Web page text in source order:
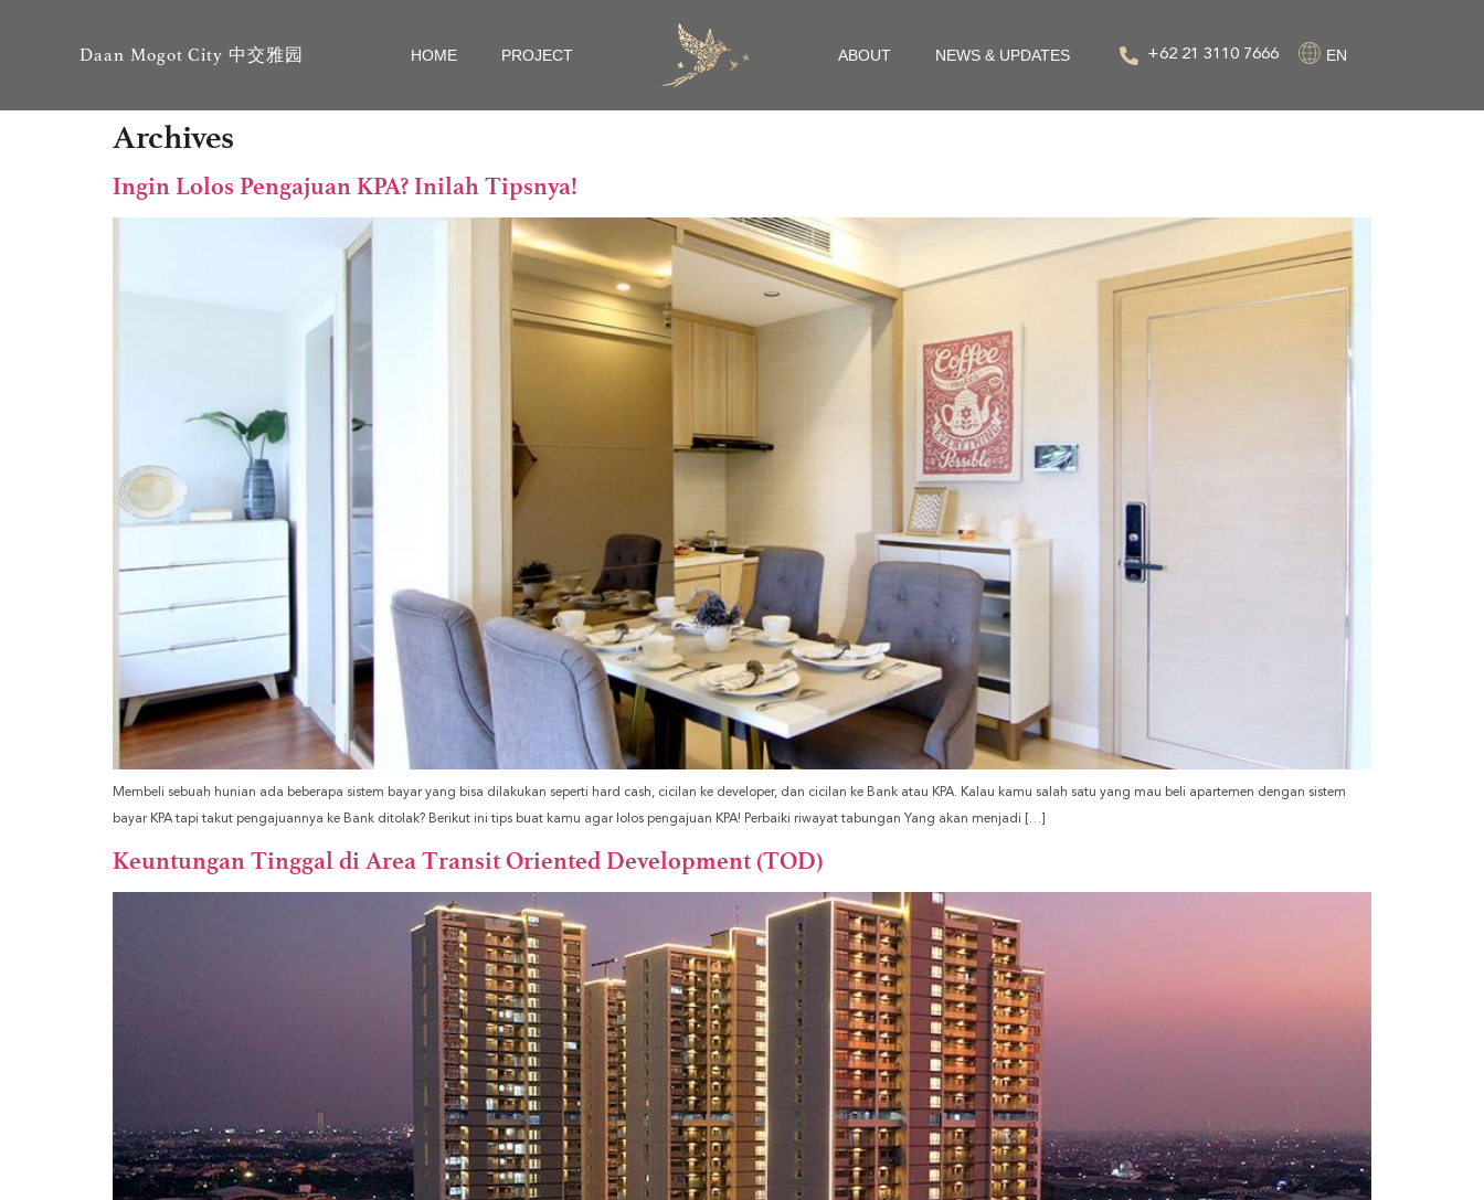
Daan Mogot City 中交雅园 HOME PROJECT ABOUT NEWS & UPDATES +62 21 3110 7666 EN
Archives
Ingin Lolos Pengajuan KPA? Inilah Tipsnya!
Membeli sebuah hunian ada beberapa sistem bayar yang bisa dilakukan seperti hard cash, cicilan ke developer, dan cicilan ke Bank atau KPA. Kalau kamu salah satu yang mau beli apartemen dengan sistem
bayar KPA tapi takut pengajuannya ke Bank ditolak? Berikut ini tips buat kamu agar lolos pengajuan KPA! Perbaiki riwayat tabungan Yang akan menjadi […]
Keuntungan Tinggal di Area Transit Oriented Development (TOD)